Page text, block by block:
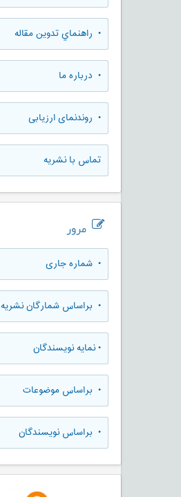
• راهنماي تدوين مقاله
• درباره ما
• روندنمای ارزيابی
تماس با نشریه
مرور
• شماره جاری
• براساس شمارگان نشریه
•نمایه نویسندگان
• براساس موضوعات
• براساس نویسندگان